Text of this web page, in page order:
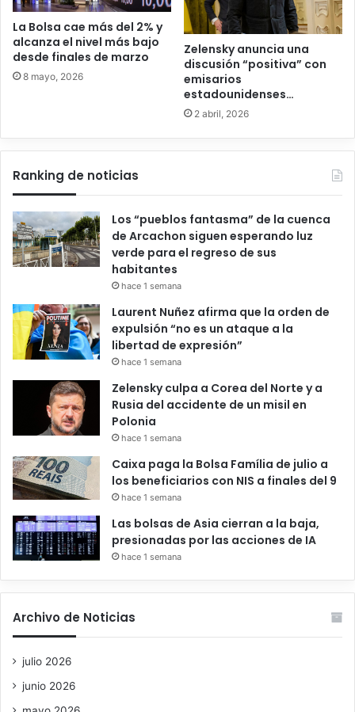
La Bolsa cae más del 2% y
alcanza el nivel más bajo
desde finales de marzo
8 mayo, 2026
Zelensky anuncia una
discusión “positiva” con
emisarios
estadounidenses…
2 abril, 2026
Ranking de noticias
Los “pueblos fantasma” de la cuenca
de Arcachon siguen esperando luz
verde para el regreso de sus
habitantes
hace 1 semana
Laurent Nuñez afirma que la orden de
expulsión “no es un ataque a la
libertad de expresión”
hace 1 semana
Zelensky culpa a Corea del Norte y a
Rusia del accidente de un misil en
Polonia
hace 1 semana
Caixa paga la Bolsa Família de julio a
los beneficiarios con NIS a finales del 9
hace 1 semana
Las bolsas de Asia cierran a la baja,
presionadas por las acciones de IA
hace 1 semana
Archivo de Noticias
julio 2026
junio 2026